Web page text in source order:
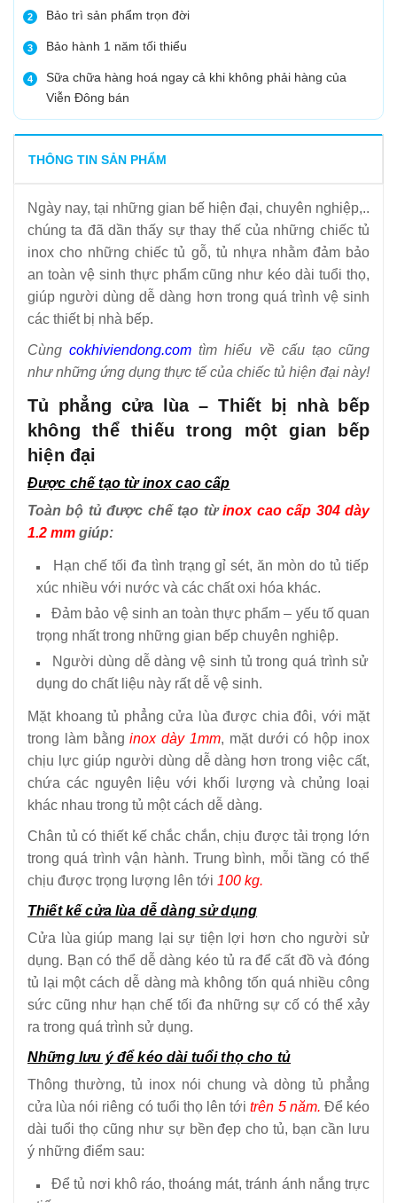
2 Bảo trì sản phẩm trọn đời
3 Bảo hành 1 năm tối thiểu
4
Sữa chữa hàng hoá ngay cả khi không phải hàng của
Viễn Đông bán
THÔNG TIN SẢN PHẨM
Ngày nay, tại những gian bế hiện đại, chuyên nghiệp,..
chúng ta đã dần thấy sự thay thế của những chiếc tủ
inox cho những chiếc tủ gỗ, tủ nhựa nhằm đảm bảo
an toàn vệ sinh thực phẩm cũng như kéo dài tuổi thọ,
giúp người dùng dễ dàng hơn trong quá trình vệ sinh
các thiết bị nhà bếp.
Cùngcokhiviendong.com tìm hiểu về cấu tạo cũng
như những ứng dụng thực tế của chiếc tủ hiện đại này!
Tủ phẳng cửa lùa – Thiết bị nhà bếp
không thể thiếu trong một gian bếp
hiện đại
Được chế tạo từ inox cao cấp
Toàn bộ tủ được chế tạo từinox cao cấp 304 dày
1.2 mm giúp:
Hạn chế tối đa tình trạng gỉ sét, ăn mòn do tủ tiếp
xúc nhiều với nước và các chất oxi hóa khác.
Đảm bảo vệ sinh an toàn thực phẩm – yếu tố quan
trọng nhất trong những gian bếp chuyên nghiệp.
Người dùng dễ dàng vệ sinh tủ trong quá trình sử
dụng do chất liệu này rất dễ vệ sinh.
Mặt khoang tủ phẳng cửa lùa được chia đôi, với mặt
trong làm bằnginox dày 1mm, mặt dưới có hộp inox
chịu lực giúp người dùng dễ dàng hơn trong việc cất,
chứa các nguyên liệu với khối lượng và chủng loại
khác nhau trong tủ một cách dễ dàng.
Chân tủ có thiết kế chắc chắn, chịu được tải trọng lớn
trong quá trình vận hành. Trung bình, mỗi tầng có thể
chịu được trọng lượng lên tới 100 kg.
Thiết kế cửa lùa dễ dàng sử dụng
Cửa lùa giúp mang lại sự tiện lợi hơn cho người sử
dụng. Bạn có thể dễ dàng kéo tủ ra để cất đồ và đóng
tủ lại một cách dễ dàng mà không tốn quá nhiều công
sức cũng như hạn chế tối đa những sự cố có thể xảy
ra trong quá trình sử dụng.
Những lưu ý để kéo dài tuổi thọ cho tủ
Thông thường, tủ inox nói chung và dòng tủ phẳng
cửa lùa nói riêng có tuổi thọ lên tớitrên 5 năm. Để kéo
dài tuổi thọ cũng như sự bền đẹp cho tủ, bạn cần lưu
ý những điểm sau:
Để tủ nơi khô ráo, thoáng mát, tránh ánh nắng trực